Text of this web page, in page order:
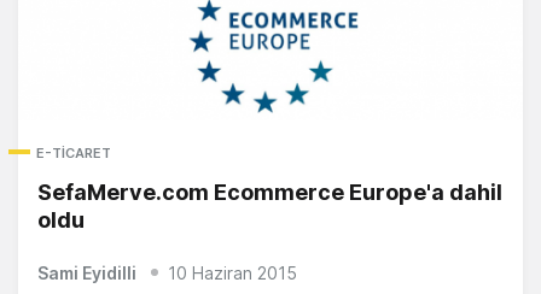
E-TICARET
SefaMerve.com Ecommerce Europe'a dahil
oldu
Sami Eyidilli 10 Haziran 2015